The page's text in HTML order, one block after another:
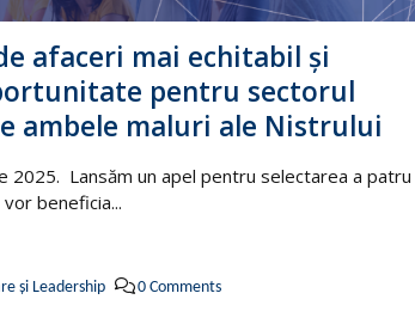
afaceri mai echitabil și
pentru sectorul
ambele maluri ale Nistrului
2025. Lansăm un apel pentru selectarea a patru
beneficia...
și Leadership 0 Comments